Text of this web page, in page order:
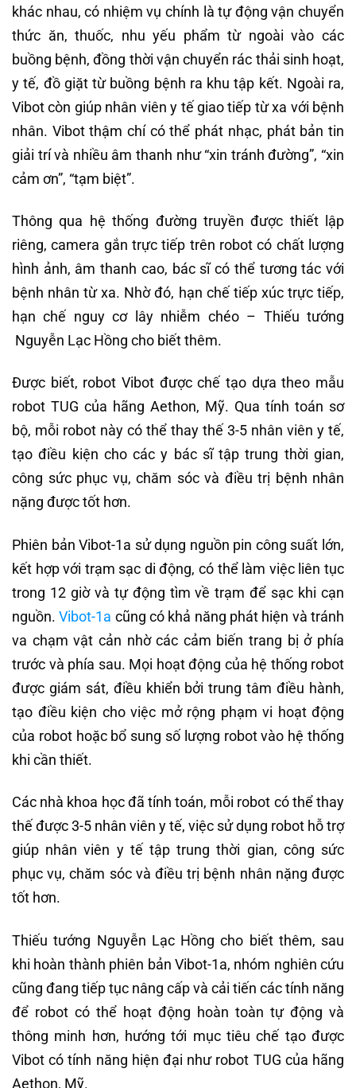
khác nhau, có nhiệm vụ chính là tự động vận chuyển
thức ăn, thuốc, nhu yếu phẩm từ ngoài vào các
buồng bệnh, đồng thời vận chuyển rác thải sinh hoạt,
y tế, đồ giặt từ buồng bệnh ra khu tập kết. Ngoài ra,
Vibot còn giúp nhân viên y tế giao tiếp từ xa với bệnh
nhân. Vibot thậm chí có thể phát nhạc, phát bản tin
giải trí và nhiều âm thanh như “xin tránh đường”, “xin
cảm ơn”, “tạm biệt”.
Thông qua hệ thống đường truyền được thiết lập
riêng, camera gắn trực tiếp trên robot có chất lượng
hình ảnh, âm thanh cao, bác sĩ có thể tương tác với
bệnh nhân từ xa. Nhờ đó, hạn chế tiếp xúc trực tiếp,
hạn chế nguy cơ lây nhiễm chéo – Thiếu tướng
Nguyễn Lạc Hồng cho biết thêm.
Được biết, robot Vibot được chế tạo dựa theo mẫu
robot TUG của hãng Aethon, Mỹ. Qua tính toán sơ
bộ, mỗi robot này có thể thay thế 3-5 nhân viên y tế,
tạo điều kiện cho các y bác sĩ tập trung thời gian,
công sức phục vụ, chăm sóc và điều trị bệnh nhân
nặng được tốt hơn.
Phiên bản Vibot-1a sử dụng nguồn pin công suất lớn,
kết hợp với trạm sạc di động, có thể làm việc liên tục
trong 12 giờ và tự động tìm về trạm để sạc khi cạn
nguồn.Vibot-1a cũng có khả năng phát hiện và tránh
va chạm vật cản nhờ các cảm biến trang bị ở phía
trước và phía sau. Mọi hoạt động của hệ thống robot
được giám sát, điều khiển bởi trung tâm điều hành,
tạo điều kiện cho việc mở rộng phạm vi hoạt động
của robot hoặc bổ sung số lượng robot vào hệ thống
khi cần thiết.
Các nhà khoa học đã tính toán, mỗi robot có thể thay
thế được 3-5 nhân viên y tế, việc sử dụng robot hỗ trợ
giúp nhân viên y tế tập trung thời gian, công sức
phục vụ, chăm sóc và điều trị bệnh nhân nặng được
tốt hơn.
Thiếu tướng Nguyễn Lạc Hồng cho biết thêm, sau
khi hoàn thành phiên bản Vibot-1a, nhóm nghiên cứu
cũng đang tiếp tục nâng cấp và cải tiến các tính năng
để robot có thể hoạt động hoàn toàn tự động và
thông minh hơn, hướng tới mục tiêu chế tạo được
Vibot có tính năng hiện đại như robot TUG của hãng
Aethon, Mỹ.